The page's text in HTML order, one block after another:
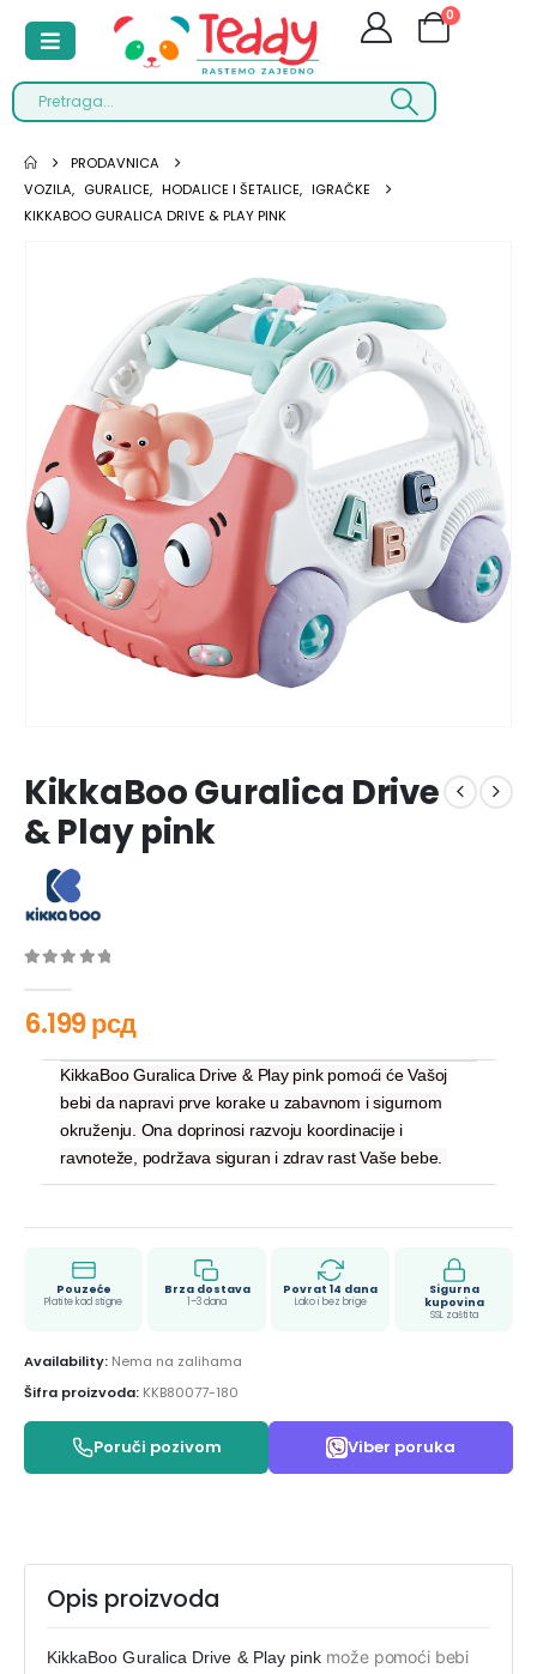
0
PRODAVNICA
VOZILA, GURALICE, HODALICE I ŠETALICE, IGRAČKE
KIKKABOO GURALICA DRIVE & PLAY PINK
KikkaBoo Guralica Drive
& Play pink
6.199рсд
KikkaBoo Guralica Drive & Play pink pomoći će Vašoj
bebi da napravi prve korake u zabavnom i sigurnom
okruženju. Ona doprinosi razvoju koordinacije i
ravnoteže, podržava siguran i zdrav rast Vaše bebe.
Pouzeće
Platite kad stigne
Brza dostava
1–3 dana
Povrat 14 dana
Lako i bez brige
Sigurna
kupovina
SSL zaštita
Availability: Nema na zalihama
Šifra proizvoda: KKB80077-180
Poruči pozivom Viber poruka
Opis proizvoda
KikkaBoo Guralica Drive & Play pink može pomoći bebi